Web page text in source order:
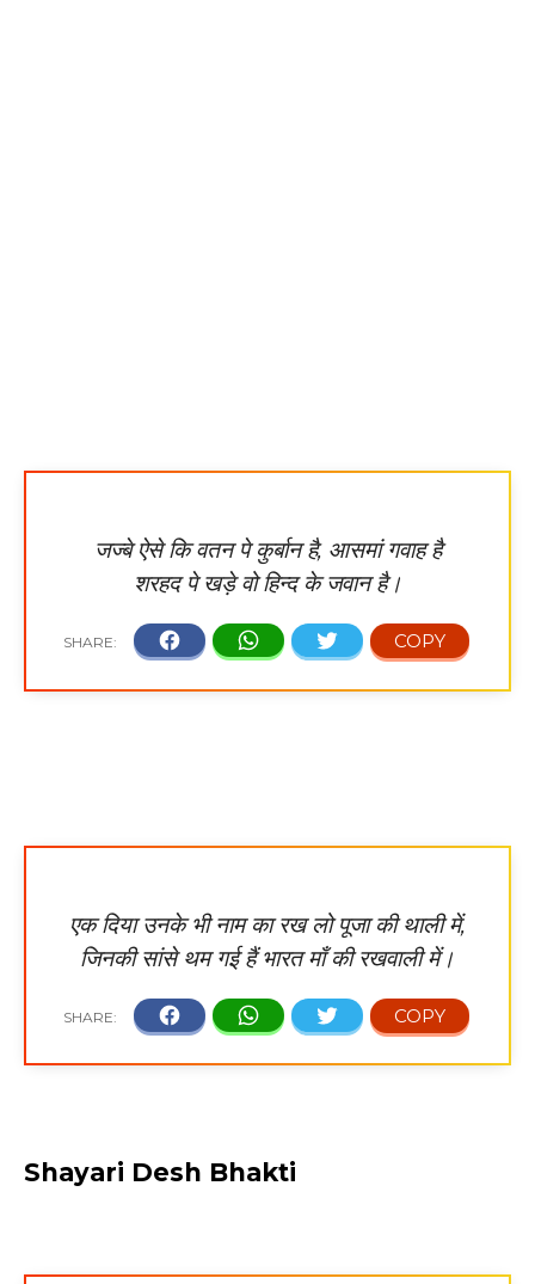
जज्बे ऐसे कि वतन पे कुर्बान है, आसमां गवाह है
शरहद पे खड़े वो हिन्द के जवान है।
एक दिया उनके भी नाम का रख लो पूजा की थाली में,
जिनकी सांसे थम गई हैं भारत माँ की रखवाली में।
Shayari Desh Bhakti